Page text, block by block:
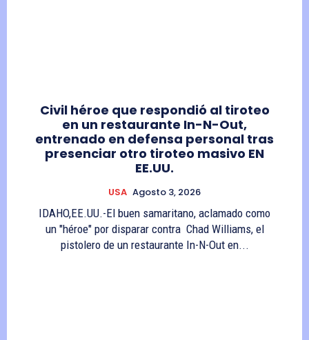
Civil héroe que respondió al tiroteo
en un restaurante In-N-Out,
entrenado en defensa personal tras
presenciar otro tiroteo masivo EN
EE.UU.
USA Agosto 3, 2026
IDAHO,EE.UU.-El buen samaritano, aclamado como
un "héroe" por disparar contra Chad Williams, el
pistolero de un restaurante In-N-Out en...